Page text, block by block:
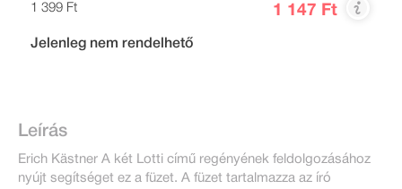
1 399 Ft
1 147 Ft
Jelenleg nem rendelhető
Leírás
Erich Kästner A két Lotti című regényének feldolgozásához
nyújt segítséget ez a füzet. A füzet tartalmazza az író